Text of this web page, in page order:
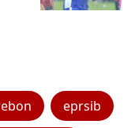
eprsib